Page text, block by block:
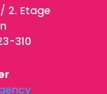
2. Etage
310